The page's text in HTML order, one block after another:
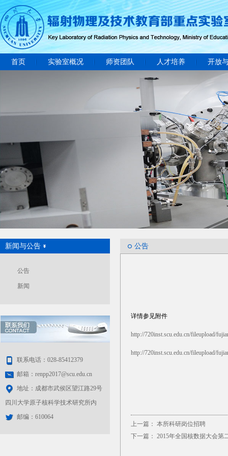
首页 实验室概况 师资团队 人才培养 开放
新闻与公告
公告
新闻
联系电话：028-85412379
邮箱：renpp2017@scu.edu.cn
地址：成都市武侯区望江路29号
四川大学原子核科学技术研究所内
邮编：610064
公告
详情参见附件
http://720inst.scu.edu.cn/fileupload/
http://720inst.scu.edu.cn/fileupload/
上一篇： 本所科研岗位招聘
下一篇： 2015年全国核数据大会第